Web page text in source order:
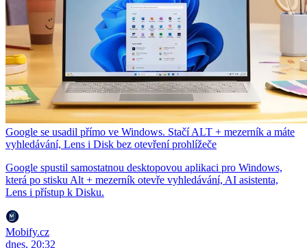
Google se usadil přímo ve Windows. Stačí ALT + mezerník a máte
vyhledávání, Lens i Disk bez otevření prohlížeče
Google spustil samostatnou desktopovou aplikaci pro Windows,
která po stisku Alt + mezerník otevře vyhledávání, AI asistenta,
Lens i přístup k Disku.
Mobify.cz
dnes, 20:32